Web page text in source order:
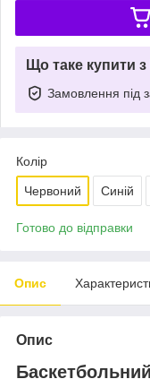
Що таке купити
Замовлення під
Колір
Червоний Синій
Готово до відправки
Опис
Опис